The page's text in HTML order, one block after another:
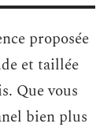
proposée
et taillée
Que vous
bien plus